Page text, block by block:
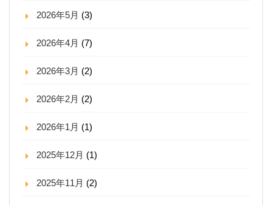
2026年5月 (3)
2026年4月 (7)
2026年3月 (2)
2026年2月 (2)
2026年1月 (1)
2025年12月 (1)
2025年11月 (2)